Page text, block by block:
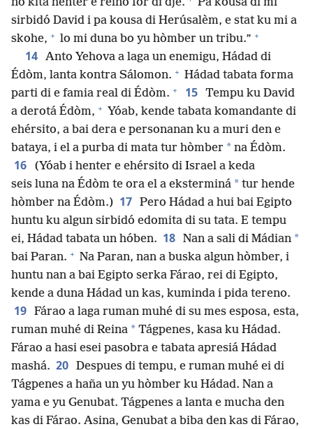
no kita henter e reino for di dje.
Pa kousa di mi
sirbidó David i pa kousa di Herúsalèm, e stat ku mi a
skohe, + lo mi duna bo yu hòmber un tribu.” +
14 Anto Yehova a laga un enemigu, Hádad di
Édòm, lanta kontra Sálomon. + Hádad tabata forma
parti di e famia real di Édòm. + 15 Tempu ku David
a derotá Édòm, + Yóab, kende tabata komandante di
ehérsito, a bai dera e personanan ku a muri den e
bataya, i el a purba di mata tur hòmber * na Édòm.
16
(Yóab i henter e ehérsito di Israel a keda
seis luna na Édòm te ora el a eksterminá * tur hende
hòmber na Édòm.) 17 Pero Hádad a hui bai Egipto
huntu ku algun sirbidó edomita di su tata. E tempu
ei, Hádad tabata un hóben. 18 Nan a sali di Mádian *
bai Paran. + Na Paran, nan a buska algun hòmber, i
huntu nan a bai Egipto serka Fárao, rei di Egipto,
kende a duna Hádad un kas, kuminda i pida tereno.
19 Fárao a laga ruman muhé di su mes esposa, esta,
ruman muhé di Reina * Tágpenes, kasa ku Hádad.
Fárao a hasi esei pasobra e tabata apresiá Hádad
mashá. 20 Despues di tempu, e ruman muhé ei di
Tágpenes a haña un yu hòmber ku Hádad. Nan a
yama e yu Genubat. Tágpenes a lanta e mucha den
kas di Fárao. Asina, Genubat a biba den kas di Fárao,